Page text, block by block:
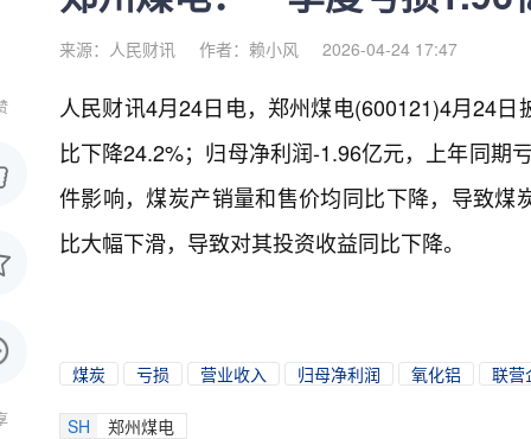
来源：人民财讯 作者：赖小风 2026-04-24 17:47
人民财讯4月24日电， 郑州煤电(600121)4月24
比下降24.2%；归母净利润-1.96亿元，上年同期
件影响，煤炭产销量和售价均同比下降，导致
比大幅下滑，导致对其投资收益同比下降。
煤炭 亏损 营业收入 归母净利润 氧化铝 联营
SH 郑州煤电